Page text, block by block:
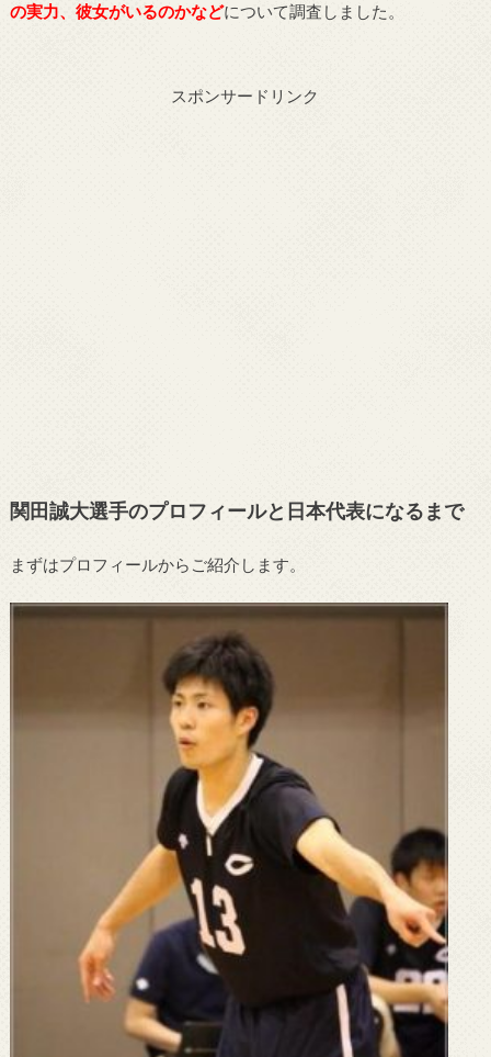
の実力、彼女がいるのかなどについて調査しました。
スポンサードリンク
関田誠大選手のプロフィールと日本代表になるまで
まずはプロフィールからご紹介します。